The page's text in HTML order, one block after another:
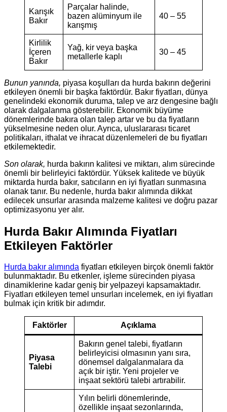
Karışık
Bakır
Parçalar halinde,
bazen alüminyum ile
karışmış
40 – 55
Kirlilik
İçeren
Bakır
Yağ, kir veya başka
metallerle kaplı
30 – 45
Bunun yanında, piyasa koşulları da hurda bakırın değerini
etkileyen önemli bir başka faktördür. Bakır fiyatları, dünya
genelindeki ekonomik duruma, talep ve arz dengesine bağlı
olarak dalgalanma gösterebilir. Ekonomik büyüme
dönemlerinde bakıra olan talep artar ve bu da fiyatların
yükselmesine neden olur. Ayrıca, uluslararası ticaret
politikaları, ithalat ve ihracat düzenlemeleri de bu fiyatları
etkilemektedir.
Son olarak, hurda bakırın kalitesi ve miktarı, alım sürecinde
önemli bir belirleyici faktördür. Yüksek kalitede ve büyük
miktarda hurda bakır, satıcıların en iyi fiyatları sunmasına
olanak tanır. Bu nedenle, hurda bakır alımında dikkat
edilecek unsurlar arasında malzeme kalitesi ve doğru pazar
optimizasyonu yer alır.
Hurda Bakır Alımında Fiyatları
Etkileyen Faktörler
Hurda bakır alımında fiyatları etkileyen birçok önemli faktör
bulunmaktadır. Bu etkenler, işleme sürecinden piyasa
dinamiklerine kadar geniş bir yelpazeyi kapsamaktadır.
Fiyatları etkileyen temel unsurları incelemek, en iyi fiyatları
bulmak için kritik bir adımdır.
Faktörler Açıklama
Piyasa
Talebi
Bakırın genel talebi, fiyatların
belirleyicisi olmasının yanı sıra,
dönemsel dalgalanmalara da
açık bir iştir. Yeni projeler ve
inşaat sektörü talebi artırabilir.
Yılın belirli dönemlerinde,
özellikle inşaat sezonlarında,